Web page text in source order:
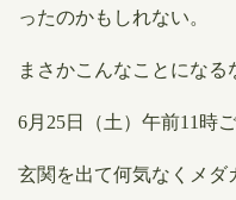
ったのかもしれない。
まさかこんなことになる
6月25日（土）午前11時
玄関を出て何気なくメダ